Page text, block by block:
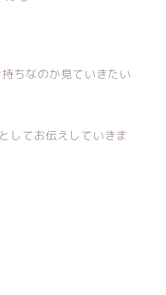
ちなのか見ていきたい
してお伝えしていきま